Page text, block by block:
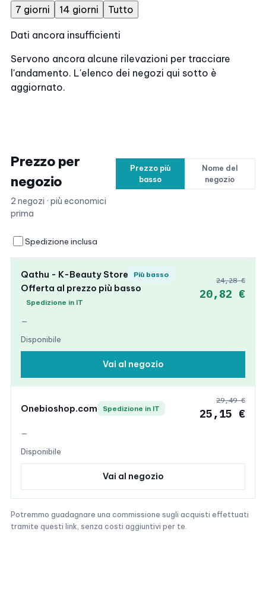
7 giorni
14 giorni Tutto
Dati ancora insufficienti
Servono ancora alcune rilevazioni per tracciare
l'andamento. L'elenco dei negozi qui sotto è
aggiornato.
Prezzo per
negozio
2 negozi · più economici
prima
Prezzo più
basso
Nome del
negozio
Spedizione inclusa
Qathu - K-Beauty Store Più basso
Offerta al prezzo più basso
Spedizione in IT
—
Disponibile
24,28 €
20,82 €
Vai al negozio
Onebioshop.com Spedizione in IT
—
Disponibile
29,49 €
25,15 €
Vai al negozio
Potremmo guadagnare una commissione sugli acquisti effettuati
tramite questi link, senza costi aggiuntivi per te.